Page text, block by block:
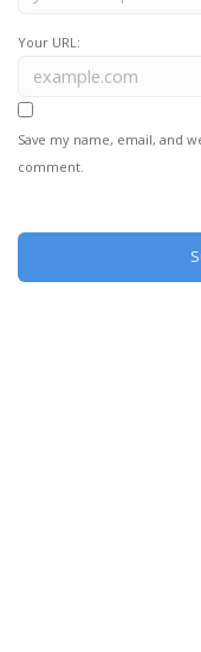
Your URL:
Save my name, email, and
comment.